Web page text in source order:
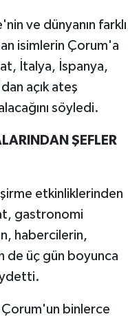
ve dünyanın farklı
isimlerin Çorum'a
İtalya, İspanya,
açık ateş
söyledi.
ŞEFLER
etkinliklerinden
gastronomi
habercilerin,
de üç gün boyunca
binlerce